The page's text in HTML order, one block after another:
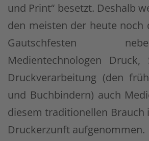
und Print“ besetzt. Deshalb
den meisten der heute noch
Gautschfesten
Medientechnologen Druck,
Druckverarbeitung (den
und Buchbindern) auch
diesem traditionellen Brauch
Druckerzunft aufgenommen.